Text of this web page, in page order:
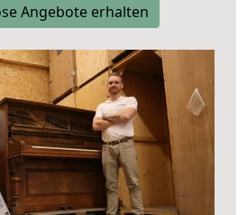
Angebote erhalten